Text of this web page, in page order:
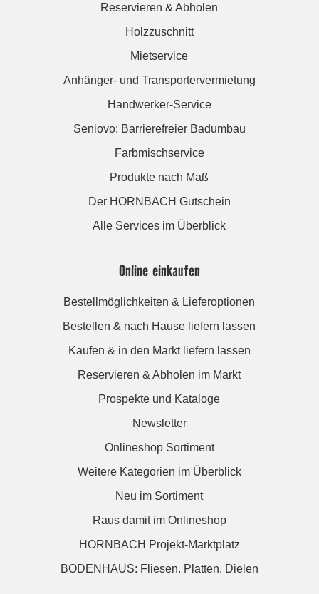
Reservieren & Abholen
Holzzuschnitt
Mietservice
Anhänger- und Transportervermietung
Handwerker-Service
Seniovo: Barrierefreier Badumbau
Farbmischservice
Produkte nach Maß
Der HORNBACH Gutschein
Alle Services im Überblick
Online einkaufen
Bestellmöglichkeiten & Lieferoptionen
Bestellen & nach Hause liefern lassen
Kaufen & in den Markt liefern lassen
Reservieren & Abholen im Markt
Prospekte und Kataloge
Newsletter
Onlineshop Sortiment
Weitere Kategorien im Überblick
Neu im Sortiment
Raus damit im Onlineshop
HORNBACH Projekt-Marktplatz
BODENHAUS: Fliesen. Platten. Dielen